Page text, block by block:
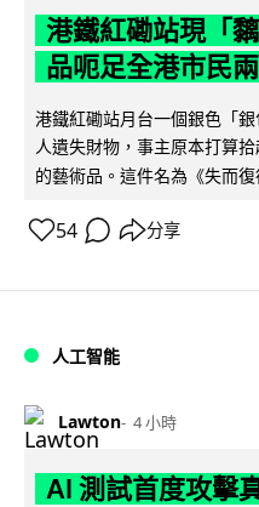
港鐵紅磡站現「
品呃足全港市民
港鐵紅磡站月台一個銀色「
人遺失財物，事主原本打算
的藝術品。這件名為《失而
54 分享
人工智能
Lawton 4 小時
AI 測試首度攻擊